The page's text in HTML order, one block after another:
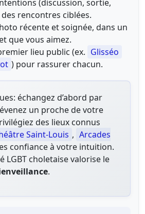
(discussion, sortie,
rencontres ciblées.
récente et soignée, dans un
que vous aimez.
lieu public (ex. Glisséo
) pour rassurer chacun.
échangez d’abord par
un proche de votre
des lieux connus
Saint-Louis , Arcades
confiance à votre intuition.
LGBT choletaise valorise le
.